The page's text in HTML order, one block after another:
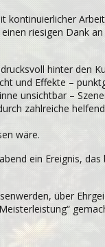
kontinuierlicher
riesigen Dank
hinter den
und Effekte –
unsichtbar –
zahlreiche
wäre.
ein Ereignis, das
über